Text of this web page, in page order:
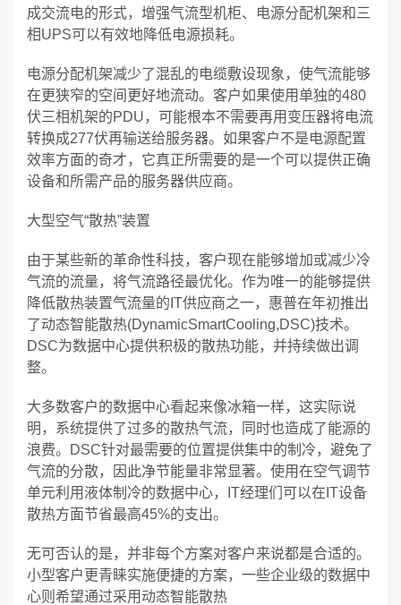
成交流电的形式，增强气流型机柜、电源分配机架和三
相UPS可以有效地降低电源损耗。
电源分配机架减少了混乱的电缆敷设现象，使气流能够
在更狭窄的空间更好地流动。客户如果使用单独的480
伏三相机架的PDU，可能根本不需要再用变压器将电流
转换成277伏再输送给服务器。如果客户不是电源配置
效率方面的奇才，它真正所需要的是一个可以提供正确
设备和所需产品的服务器供应商。
大型空气“散热”装置
由于某些新的革命性科技，客户现在能够增加或减少冷
气流的流量，将气流路径最优化。作为唯一的能够提供
降低散热装置气流量的IT供应商之一，惠普在年初推出
了动态智能散热(DynamicSmartCooling,DSC)技术。
DSC为数据中心提供积极的散热功能，并持续做出调
整。
大多数客户的数据中心看起来像冰箱一样，这实际说
明，系统提供了过多的散热气流，同时也造成了能源的
浪费。DSC针对最需要的位置提供集中的制冷，避免了
气流的分散，因此净节能量非常显著。使用在空气调节
单元利用液体制冷的数据中心，IT经理们可以在IT设备
散热方面节省最高45%的支出。
无可否认的是，并非每个方案对客户来说都是合适的。
小型客户更青睐实施便捷的方案，一些企业级的数据中
心则希望通过采用动态智能散热